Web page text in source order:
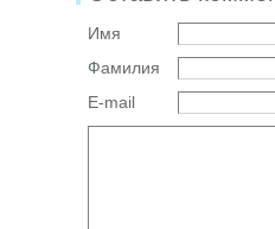
Имя
Фамилия
E-mail